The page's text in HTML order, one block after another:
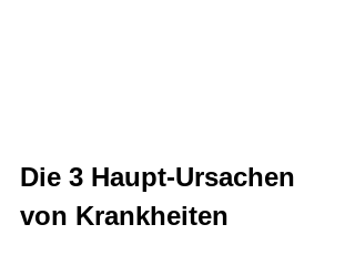
Die 3 Haupt-Ursachen
von Krankheiten